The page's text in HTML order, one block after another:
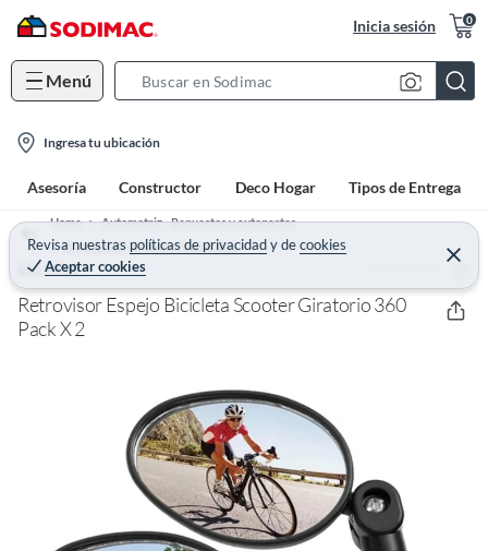
Inicia sesión 0
Menú
c
h
B
r
a
o
n
Ingresa tu ubicación
Asesoría Constructor Deco Hogar Tipos de Entrega
Revisa nuestras políticas de privacidadydecookies
Aceptar cookies
C
e
r
a
r
Home
Automotriz - Repuestos y autopartes
Espejos Retrovisores Y Laterales
BELKRA (0)
Retrovisor Espejo Bicicleta Scooter Giratorio 360
Pack X 2